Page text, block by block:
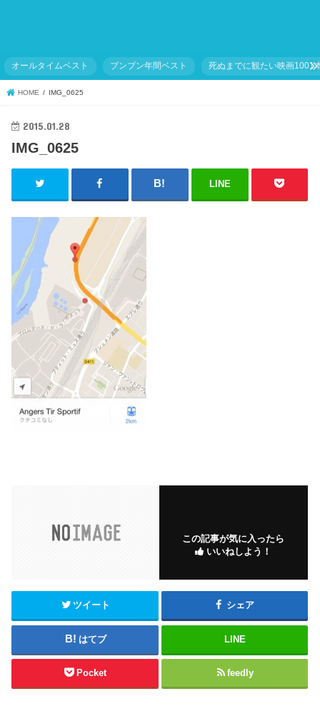
オールタイムベスト ブンブン年間ベスト 死ぬまでに観たい映画1001
HOME IMG_0625
2015.01.28
IMG_0625
LINE
この記事が気に入ったら
いいねしよう！
ツイート シェア
はてブ LINE
Pocket feedly